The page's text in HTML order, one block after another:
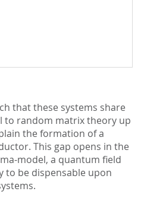
that these systems share
to random matrix theory up
the formation of a
This gap opens in the
model, a quantum field
to be dispensable upon